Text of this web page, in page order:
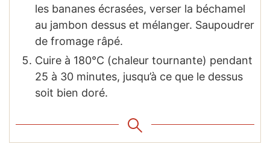
les bananes écrasées, verser la béchamel
au jambon dessus et mélanger. Saupoudrer
de fromage râpé.
Cuire à 180°C (chaleur tournante) pendant
25 à 30 minutes, jusqu’à ce que le dessus
soit bien doré.